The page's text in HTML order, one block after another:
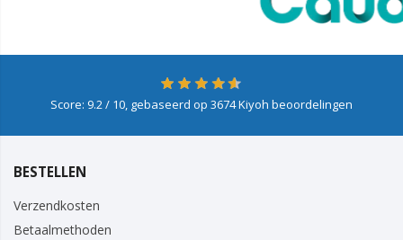
Score: 9.2/ 10, gebaseerd op 3674Kiyoh beoordelingen
BESTELLEN
Verzendkosten
Betaalmethoden